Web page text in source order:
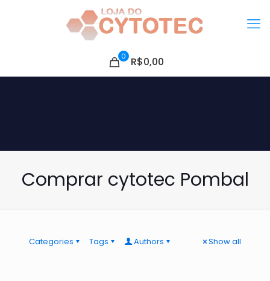
0 R$0,00
Comprar cytotec Pombal
Categories Tags Authors Show all